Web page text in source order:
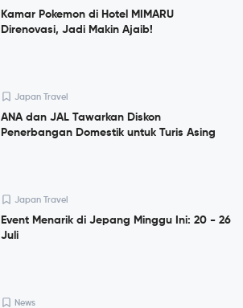
Kamar Pokemon di Hotel MIMARU
Direnovasi, Jadi Makin Ajaib!
Japan Travel
ANA dan JAL Tawarkan Diskon
Penerbangan Domestik untuk Turis Asing
Japan Travel
Event Menarik di Jepang Minggu Ini: 20 - 26
Juli
News